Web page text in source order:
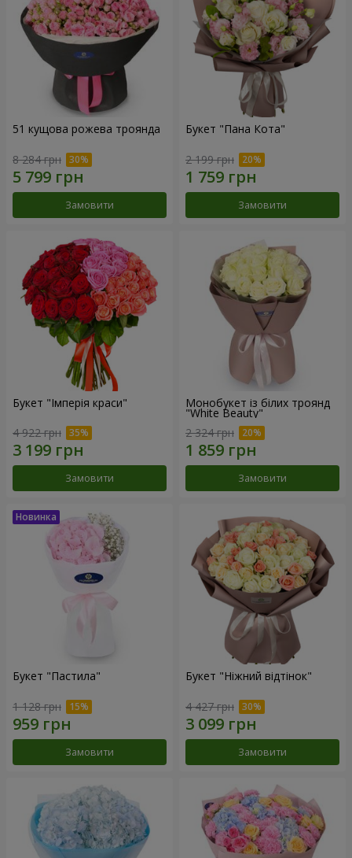
51 кущова рожева троянда
8 284 грн
Замовити
Букет "Пана Кота"
2 199 грн
Замовити
Букет "Імперія краси"
4 922 грн
Замовити
Монобукет із білих троянд
"White Beauty"
2 324 грн
Замовити
Букет "Пастила"
1 128 грн
Замовити
Букет "Ніжний відтінок"
4 427 грн
Замовити